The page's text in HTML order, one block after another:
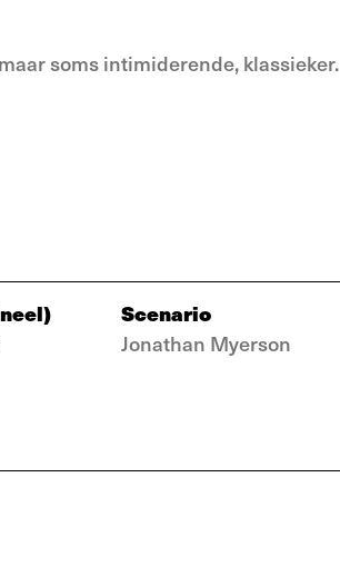
soms intimiderende, klassieker.
Scenario
Jonathan Myerson